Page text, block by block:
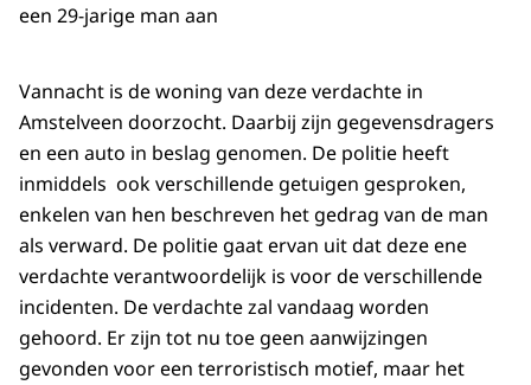
een 29-jarige man aan
Vannacht is de woning van deze verdachte in
Amstelveen doorzocht. Daarbij zijn gegevensdragers
en een auto in beslag genomen. De politie heeft
inmiddels ook verschillende getuigen gesproken,
enkelen van hen beschreven het gedrag van de man
als verward. De politie gaat ervan uit dat deze ene
verdachte verantwoordelijk is voor de verschillende
incidenten. De verdachte zal vandaag worden
gehoord. Er zijn tot nu toe geen aanwijzingen
gevonden voor een terroristisch motief, maar het